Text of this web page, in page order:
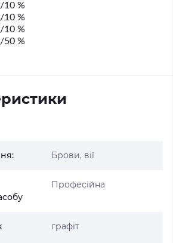
10 %
10 %
10 %
50 %
Брови, вії
Професійна
графіт